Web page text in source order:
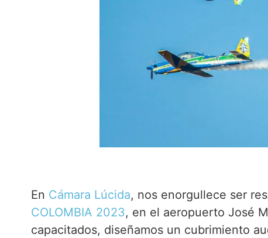
En Cámara Lúcida, nos enorgullece ser
COLOMBIA 2023, en el aeropuerto José
capacitados, diseñamos un cubrimiento